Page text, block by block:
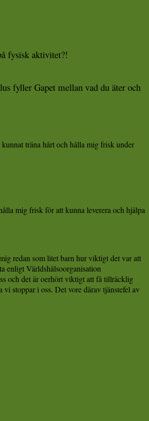
fysisk aktivitet?!
fyller Gapet mellan vad du äter och
träna hårt och hålla mig frisk under
mig frisk för att kunna leverera och hjälpa
redan som litet barn hur viktigt det var att
enligt Världshälsoorganisation
och det är oerhört viktigt att få tillräcklig
stoppar i oss. Det vore därav tjänstefel av